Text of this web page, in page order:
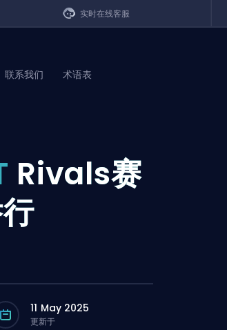
实时在线客服
联系我们 术语表
Rivals赛
11 May 2025
更新于